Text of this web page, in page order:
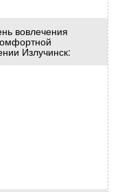
вовлечения
Излучинск: